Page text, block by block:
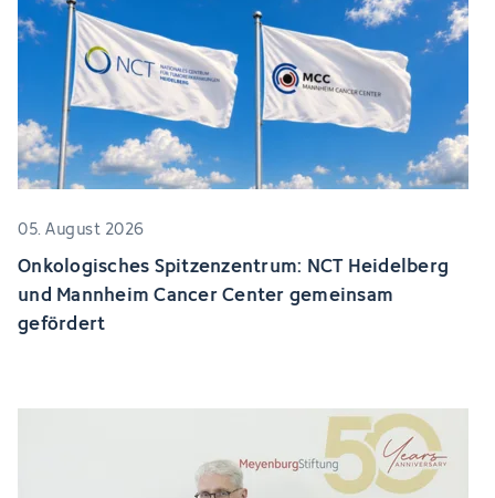
05. August 2026
Onkologisches Spitzenzentrum: NCT Heidelberg
und Mannheim Cancer Center gemeinsam
gefördert